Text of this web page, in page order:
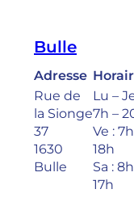
Bulle
Adresse
Rue de
la Sionge
37
1630
Bulle
Lu –
7h –
Ve :
18h
Sa :
17h